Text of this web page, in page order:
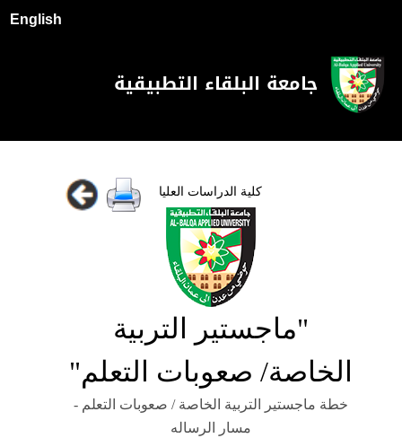
English
جامعة البلقاء التطبيقية
كلية الدراسات العليا
"ماجستير التربية
الخاصة/ صعوبات التعلم"
خطة ماجستير التربية الخاصة / صعوبات التعلم -
مسار الرساله